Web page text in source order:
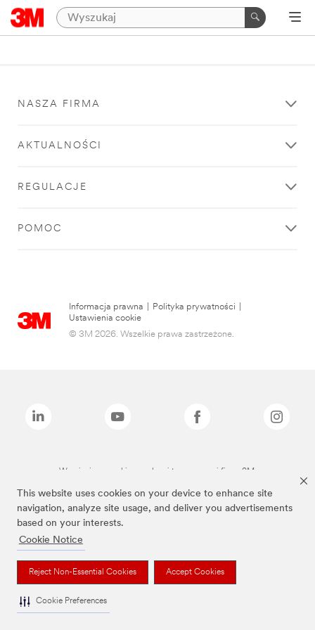
This website uses cookies on your device to enhance site
navigation, analyze site usage, and deliver you advertisements
based on your interests.
Cookie Notice
Reject Non-Essential Cookies Accept Cookies
Cookie Preferences
NASZA FIRMA
AKTUALNOŚCI
REGULACJE
POMOC
Informacja prawna Polityka prywatności
Ustawienia cookie
© 3M 2026. Wszelkie prawa zastrzeżone.
Wymienione marki są znakami towarowymi firmy 3M.